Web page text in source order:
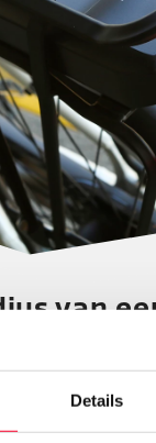
Details
van
op moet letten bij
de
vijf jaar mee, met